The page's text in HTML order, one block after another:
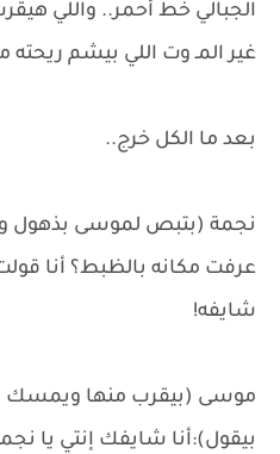
الجبالي خط أحمر.. واللي
غير المـ وت اللي بيشم ريحته
بعد ما الكل خرج..
نجمة (بتبص لموسى بذهول
عرفت مكانه بالظبط؟ أنا
شايفه!
موسى (بيقرب منها ويمسك
بيقول):أنا شايفك إنتي يا